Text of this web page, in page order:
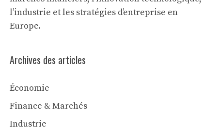
l’industrie et les stratégies d’entreprise en
Europe.
Archives des articles
Économie
Finance & Marchés
Industrie